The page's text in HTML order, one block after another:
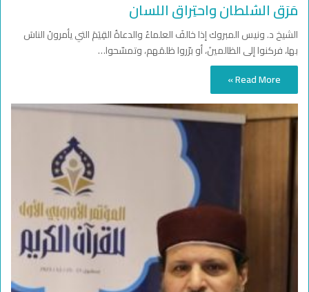
مَرَق السُلطان واحتِراق اللسان
الشيخ د. ونيس المبروك إذا خالفَ العلماءُ والدعاةُ القِيَمَ التي يأمرونَ الناسَ
بها، فركنوا إلى الظالمينَ، أو برّروا ظلمَهم، وتمسّحوا…
Read More »